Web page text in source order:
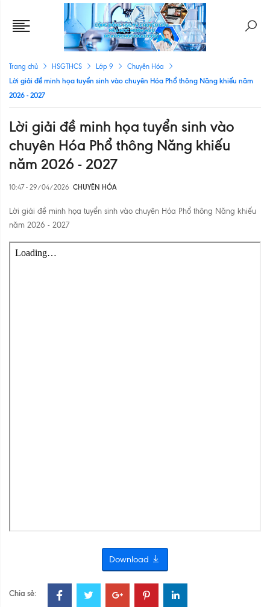
Trang chủ HSGTHCS Lớp 9 Chuyên Hóa
Lời giải đề minh họa tuyển sinh vào chuyên Hóa Phổ thông Năng khiếu năm
2026 - 2027
Lời giải đề minh họa tuyển sinh vào
chuyên Hóa Phổ thông Năng khiếu
năm 2026 - 2027
10:47 - 29/04/2026 CHUYÊN HÓA
Lời giải đề minh họa tuyển sinh vào chuyên Hóa Phổ thông Năng khiếu
năm 2026 - 2027
Download
Chia sẻ: